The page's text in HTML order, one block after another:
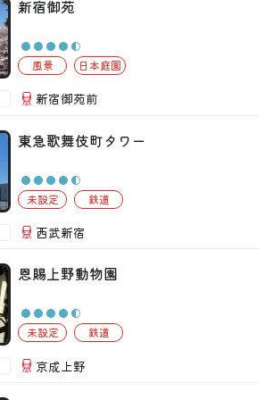
新宿御苑
風景 日本庭園
新宿御苑前
東急歌舞伎町タワー
未設定 鉄道
西武新宿
恩賜上野動物園
未設定 鉄道
京成上野